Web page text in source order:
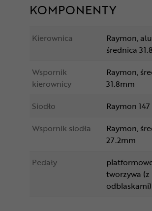
KOMPONENTY
Kierownica
Raymon,
średnica
Wspornik
kierownicy
Raymon,
31.8mm
Siodło
Raymon
Wspornik siodła
Raymon,
27.2mm
Pedały
tworzywa (z
odblaskami)